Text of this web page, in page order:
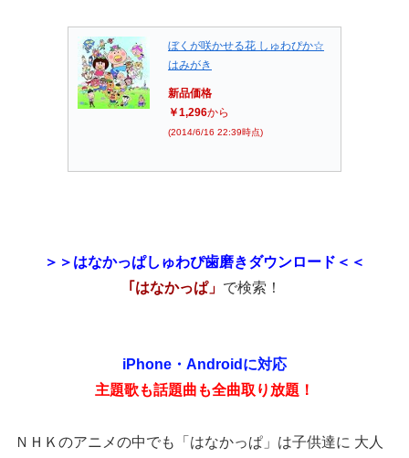
ぼくが咲かせる花 しゅわぴか☆
はみがき
新品価格
￥1,296から
(2014/6/16 22:39時点)
＞＞はなかっぱしゅわぴ歯磨きダウンロード＜＜
｢はなかっぱ」 で検索！
iPhone・Androidに対応
主題歌も話題曲も全曲取り放題！
ＮＨＫのアニメの中でも「はなかっぱ」は子供達に 大人